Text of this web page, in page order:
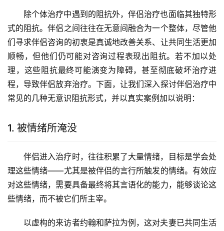
除个体治疗中遇到的阻抗外，伴侣治疗也面临其独特形
式的阻抗。伴侣之间往往在无意间融合为一个整体，尽管他
们寻求伴侣咨询的初衷是真诚地改善关系、让共同生活更加
顺畅，但他们仍可能对咨询过程表现出阻抗。若不加以处
理，这些阻抗最终可能演变为障碍，甚至彻底破坏治疗进
程，导致伴侣放弃治疗。下面，让我们深入探讨伴侣治疗中
常见的几种无意识阻抗形式，并以真实案例加以说明：
1. 被情绪所淹没
伴侣进入治疗时，往往积累了大量情绪，目标是学会处
理这些情绪——尤其是被伴侣的言行所触发的情绪。有效应
对这些情绪，需要具备最终将其言语化的能力，能够谈论这
些情绪，而不被它们所主宰。
以虚构的来访者约翰和萨拉为例，这对夫妻已共同生活